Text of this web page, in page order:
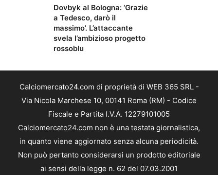
Dovbyk al Bologna: ‘Grazie
a Tedesco, darò il
massimo’. L’attaccante
svela l’ambizioso progetto
rossoblu
Calciomercato24.com di proprietà di WEB 365 SRL -
Via Nicola Marchese 10, 00141 Roma (RM) - Codice
Fiscale e Partita I.V.A. 12279101005
Calciomercato24.com non è una testata giornalistica,
in quanto viene aggiornato senza alcuna periodicità.
Non può pertanto considerarsi un prodotto editoriale
ai sensi della legge n. 62 del 07.03.2001